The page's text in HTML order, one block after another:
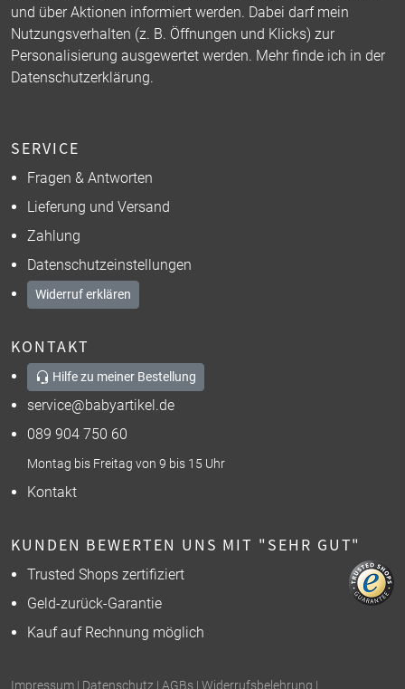
und über Aktionen informiert werden. Dabei darf mein
Nutzungsverhalten (z. B. Öffnungen und Klicks) zur
Personalisierung ausgewertet werden. Mehr finde ich in der
Datenschutzerklärung.
SERVICE
Fragen & Antworten
Lieferung und Versand
Zahlung
Datenschutzeinstellungen
Widerruf erklären
KONTAKT
Hilfe zu meiner Bestellung
service@babyartikel.de
089 904 750 60
Montag bis Freitag von 9 bis 15 Uhr
Kontakt
KUNDEN BEWERTEN UNS MIT "SEHR GUT"
Trusted Shops zertifiziert
Geld-zurück-Garantie
Kauf auf Rechnung möglich
Impressum | Datenschutz | AGBs | Widerrufsbelehrung |